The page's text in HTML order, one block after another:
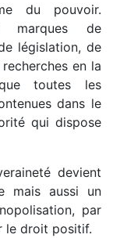
du pouvoir.
marques de
législation, de
en la
toutes les
dans le
qui dispose
devient
mais aussi un
par
le droit positif.